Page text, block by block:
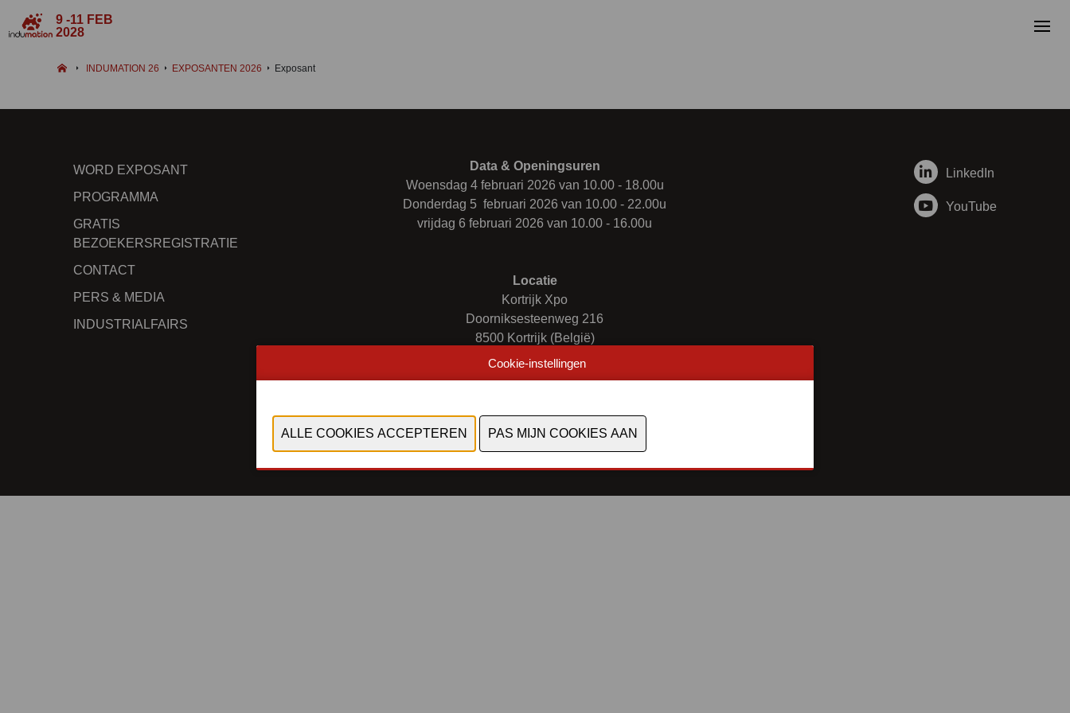
9 -11 FEB
2028
INDUMATION 26 EXPOSANTEN 2026 Exposant
WORD EXPOSANT
PROGRAMMA
GRATIS
BEZOEKERSREGISTRATIE
CONTACT
PERS & MEDIA
INDUSTRIALFAIRS
Data & Openingsuren
Woensdag 4 februari 2026 van 10.00 - 18.00u
Donderdag 5 februari 2026 van 10.00 - 22.00u
vrijdag 6 februari 2026 van 10.00 - 16.00u
Locatie
Kortrijk Xpo
Doorniksesteenweg 216
8500 Kortrijk (België)
LinkedIn
YouTube
Privacy Policy
-Coockiestatement- Algemene
voorwaarden-Cookies bekijken
Cookie-instellingen